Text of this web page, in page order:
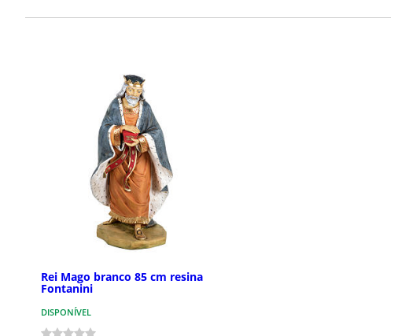
Rei Mago branco 85 cm resina
Fontanini
DISPONÍVEL